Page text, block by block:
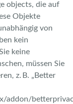
objects, die auf
Objekte
von
kein
keine
müssen Sie
z. B. „Better
addon/